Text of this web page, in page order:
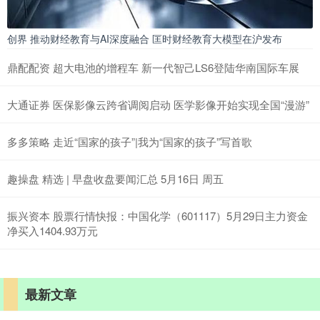
创界 推动财经教育与AI深度融合 匡时财经教育大模型在沪发布
鼎配配资 超大电池的增程车 新一代智己LS6登陆华南国际车展
大通证券 医保影像云跨省调阅启动 医学影像开始实现全国“漫游”
多多策略 走近“国家的孩子”|我为“国家的孩子”写首歌
趣操盘 精选 | 早盘收盘要闻汇总 5月16日 周五
振兴资本 股票行情快报：中国化学（601117）5月29日主力资金
净买入1404.93万元
最新文章